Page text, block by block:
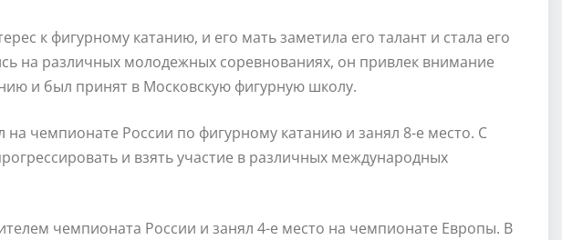
к фигурному катанию, и его мать заметила его талант и стала его
на различных молодежных соревнованиях, он привлек внимание
и был принят в Московскую фигурную школу.
на чемпионате России по фигурному катанию и занял 8-е место. С
и взять участие в различных международных
чемпионата России и занял 4-е место на чемпионате Европы. В